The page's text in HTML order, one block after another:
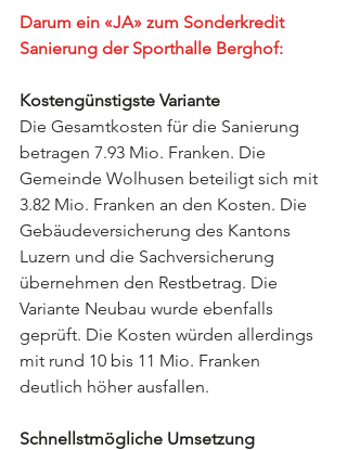
Darum ein «JA» zum Sonderkredit
Sanierung der Sporthalle Berghof:
Kostengünstigste Variante
Die Gesamtkosten für die Sanierung
betragen 7.93 Mio. Franken. Die
Gemeinde Wolhusen beteiligt sich mit
3.82 Mio. Franken an den Kosten. Die
Gebäudeversicherung des Kantons
Luzern und die Sachversicherung
übernehmen den Restbetrag. Die
Variante Neubau wurde ebenfalls
geprüft. Die Kosten würden allerdings
mit rund 10 bis 11 Mio. Franken
deutlich höher ausfallen.
Schnellstmögliche Umsetzung